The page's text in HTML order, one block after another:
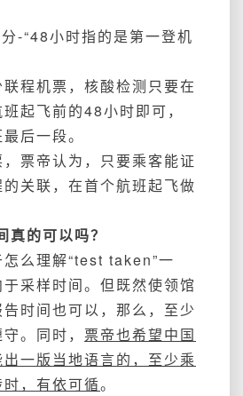
-“48小时指的是第一登机
程机票，核酸检测只要在
起飞前的48小时即可，
后一段。
票帝认为，只要乘客能证
关联，在首个航班起飞做
真的可以吗？
么理解“test taken”一
采样时间。但既然使领馆
时间也可以，那么，至少
。同时， 票帝也希望中国
一版当地语言的，至少乘
，有依可循。